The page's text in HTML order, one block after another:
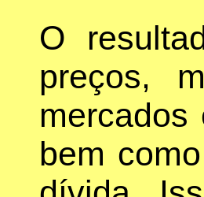
O
preços,
mercados
bem